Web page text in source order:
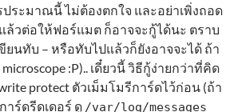
ประมาณนี้ ไม่ต้องตกใจ และอย่าเพิ่งถอด
ล้วต่อให้ฟอร์แมต ก็อาจจะกู้ได้นะ ตราบ
นทับ – หรือทับไปแล้วก็ยังอาจจะได้ ถ้า
:P).. เดี๋ยวนี้ วิธีกู้ง่ายกว่าที่คิด
protect ตัวเม็มโมรีการ์ดไว้ก่อน (ถ้า
าร์ดรีดเดอร์ ดู /var/log/messages